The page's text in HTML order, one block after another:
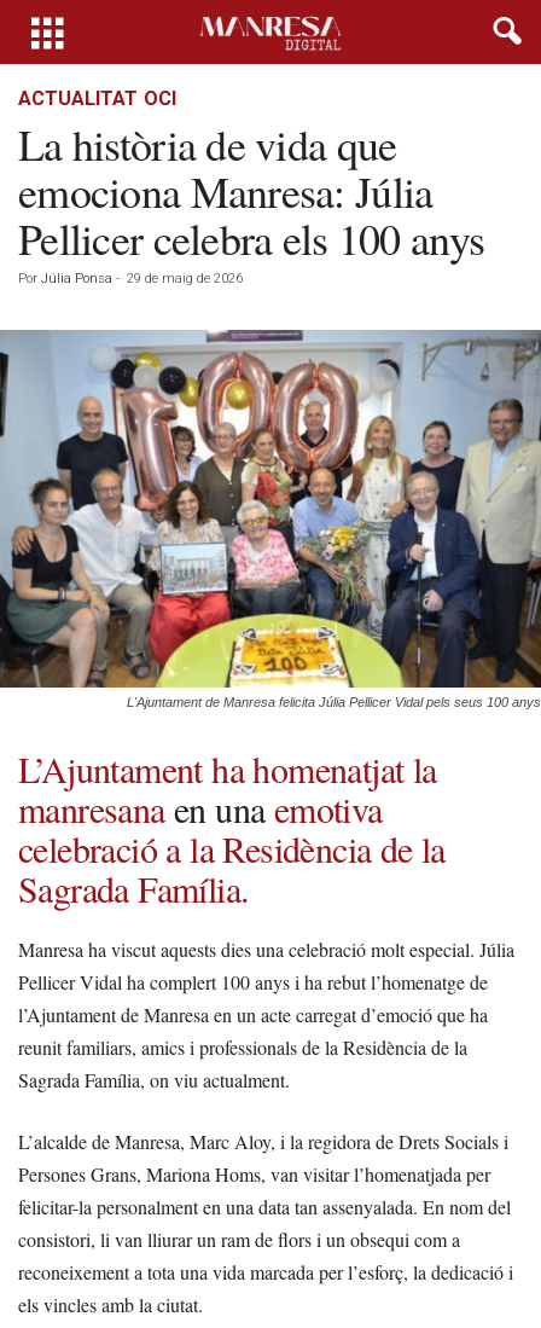
ACTUALITAT OCI
La història de vida que
emociona Manresa: Júlia
Pellicer celebra els 100 anys
Por Júlia Ponsa - 29 de maig de 2026
L'Ajuntament de Manresa felicita Júlia Pellicer Vidal pels seus 100 anys
L’Ajuntament ha homenatjat la
manresanaen unaemotiva
celebració a la Residència de la
Sagrada Família.
Manresa ha viscut aquests dies una celebració molt especial. Júlia
Pellicer Vidal ha complert 100 anys i ha rebut l’homenatge de
l’Ajuntament de Manresa en un acte carregat d’emoció que ha
reunit familiars, amics i professionals de la Residència de la
Sagrada Família, on viu actualment.
L’alcalde de Manresa, Marc Aloy, i la regidora de Drets Socials i
Persones Grans, Mariona Homs, van visitar l’homenatjada per
felicitar-la personalment en una data tan assenyalada. En nom del
consistori, li van lliurar un ram de flors i un obsequi com a
reconeixement a tota una vida marcada per l’esforç, la dedicació i
els vincles amb la ciutat.